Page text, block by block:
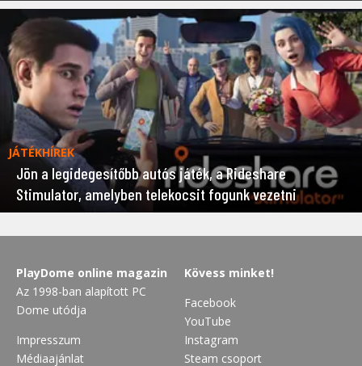
JÁTÉKHÍREK
Jön a legidegesítőbb autós játék, a Rideshare
Stimulator, amelyben telekocsit fogunk vezetni
PlayDome online magazin
Az 1998-ban alapított PC
Dome utódja
Impresszum
Médiaajánlat
Kövess minket!
Facebook
YouTube
Instagram
Steam csoport